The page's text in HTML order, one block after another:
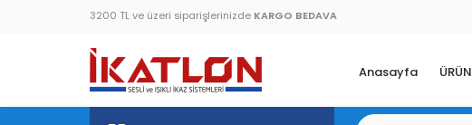
3200 TL ve üzeri siparişlerinizde KARGO BEDAVA
Anasayfa